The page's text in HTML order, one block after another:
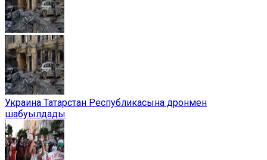
Украина Татарстан Республикасына дронмен
шабуылдады